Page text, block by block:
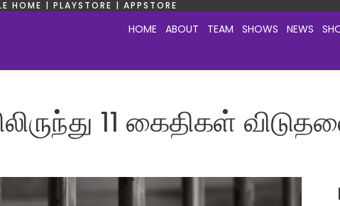
| PLAYSTORE | APPSTORE
HOME ABOUT TEAM SHOWS NEWS
11 கைதிகள்